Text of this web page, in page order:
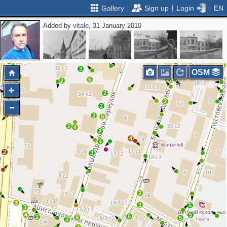
Gallery Sign up Login EN
Added byvitale, 31 January 2010
2
3
3
4 2 3
9
6
4
2
2 5
4
2
4
3
3
2
2
2
2
3
2
2 5
6
3
3
3
3
2
2 3
4
2
3
5
5 5
OSM